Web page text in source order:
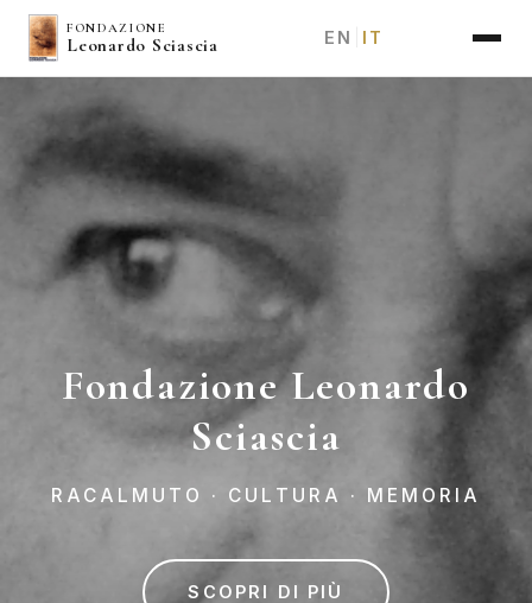
Salta
FONDAZIONE
Leonardo Sciascia EN IT
Fondazione Leonardo
Sciascia
RACALMUTO · CULTURA · MEMORIA
SCOPRI DI PIÙ